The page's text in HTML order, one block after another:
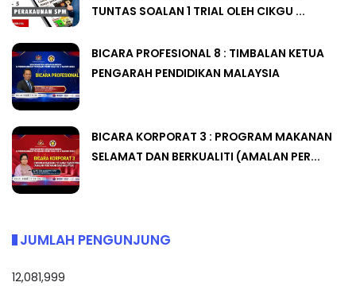
TUNTAS SOALAN 1 TRIAL OLEH CIKGU ...
BICARA PROFESIONAL 8 : TIMBALAN KETUA
PENGARAH PENDIDIKAN MALAYSIA
BICARA KORPORAT 3 : PROGRAM MAKANAN
SELAMAT DAN BERKUALITI (AMALAN PER...
JUMLAH PENGUNJUNG
12,081,999